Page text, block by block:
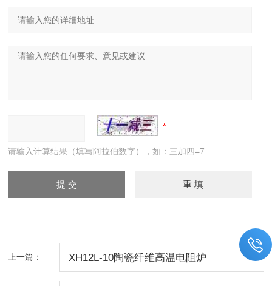
请输入计算结果（填写阿拉伯数字），如：三加四=7
上一篇： XH12L-10陶瓷纤维高温电阻炉